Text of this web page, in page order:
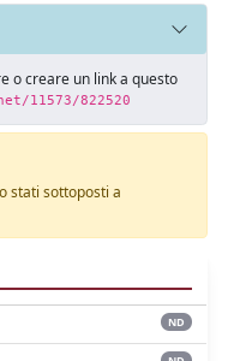
o creare un link a questo
11573/822520
stati sottoposti a
ND